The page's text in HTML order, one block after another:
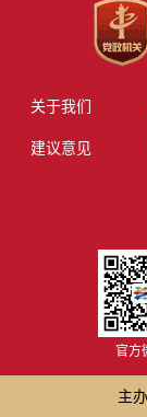
关于我们
建议意见
官方
主